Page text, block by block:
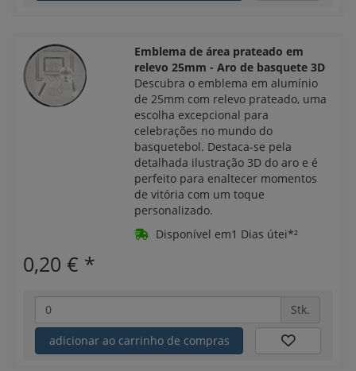
Emblema de área prateado em
relevo 25mm - Aro de basquete 3D
Descubra o emblema em alumínio
de 25mm com relevo prateado, uma
escolha excepcional para
celebrações no mundo do
basquetebol. Destaca-se pela
detalhada ilustração 3D do aro e é
perfeito para enaltecer momentos
de vitória com um toque
personalizado.
Disponível em1 Dias útei*²
0,20 € *
Stk.
adicionar ao carrinho de compras